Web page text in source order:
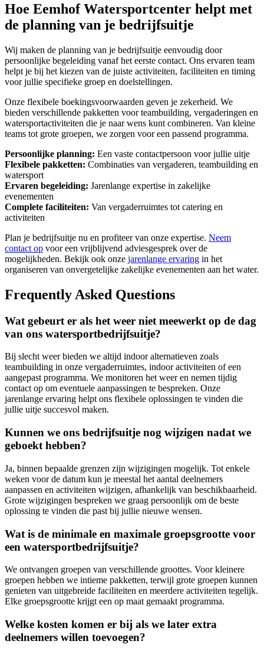
Hoe Eemhof Watersportcenter helpt met
de planning van je bedrijfsuitje
Wij maken de planning van je bedrijfsuitje eenvoudig door
persoonlijke begeleiding vanaf het eerste contact. Ons ervaren team
helpt je bij het kiezen van de juiste activiteiten, faciliteiten en timing
voor jullie specifieke groep en doelstellingen.
Onze flexibele boekingsvoorwaarden geven je zekerheid. We
bieden verschillende pakketten voor teambuilding, vergaderingen en
watersportactiviteiten die je naar wens kunt combineren. Van kleine
teams tot grote groepen, we zorgen voor een passend programma.
Persoonlijke planning: Een vaste contactpersoon voor jullie uitje
Flexibele pakketten: Combinaties van vergaderen, teambuilding en
watersport
Ervaren begeleiding: Jarenlange expertise in zakelijke
evenementen
Complete faciliteiten: Van vergaderruimtes tot catering en
activiteiten
Plan je bedrijfsuitje nu en profiteer van onze expertise. Neem
contact op voor een vrijblijvend adviesgesprek over de
mogelijkheden. Bekijk ook onze jarenlange ervaring in het
organiseren van onvergetelijke zakelijke evenementen aan het water.
Frequently Asked Questions
Wat gebeurt er als het weer niet meewerkt op de dag
van ons watersportbedrijfsuitje?
Bij slecht weer bieden we altijd indoor alternatieven zoals
teambuilding in onze vergaderruimtes, indoor activiteiten of een
aangepast programma. We monitoren het weer en nemen tijdig
contact op om eventuele aanpassingen te bespreken. Onze
jarenlange ervaring helpt ons flexibele oplossingen te vinden die
jullie uitje succesvol maken.
Kunnen we ons bedrijfsuitje nog wijzigen nadat we
geboekt hebben?
Ja, binnen bepaalde grenzen zijn wijzigingen mogelijk. Tot enkele
weken voor de datum kun je meestal het aantal deelnemers
aanpassen en activiteiten wijzigen, afhankelijk van beschikbaarheid.
Grote wijzigingen bespreken we graag persoonlijk om de beste
oplossing te vinden die past bij jullie nieuwe wensen.
Wat is de minimale en maximale groepsgrootte voor
een watersportbedrijfsuitje?
We ontvangen groepen van verschillende groottes. Voor kleinere
groepen hebben we intieme pakketten, terwijl grote groepen kunnen
genieten van uitgebreide faciliteiten en meerdere activiteiten tegelijk.
Elke groepsgrootte krijgt een op maat gemaakt programma.
Welke kosten komen er bij als we later extra
deelnemers willen toevoegen?